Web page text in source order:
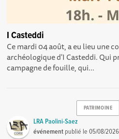
I Casteddi
Ce mardi 04 août, a eu lieu une
archéologique d'I Casteddi. Qui
campagne de fouille, qui...
PATRIMOINE
LRA Paolini-Saez
événement publié le05/08/2026